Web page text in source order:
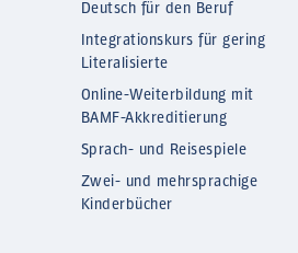
Deutsch für den Beruf
Integrationskurs für gering
Literalisierte
Online-Weiterbildung mit
BAMF-Akkreditierung
Sprach- und Reisespiele
Zwei- und mehrsprachige
Kinderbücher